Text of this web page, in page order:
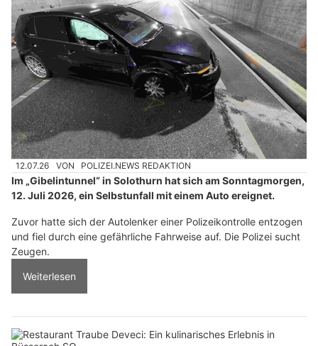
12.07.26 VON POLIZEI.NEWS REDAKTION
Im „Gibelintunnel“ in Solothurn hat sich am Sonntagmorgen,
12. Juli 2026, ein Selbstunfall mit einem Auto ereignet.
Zuvor hatte sich der Autolenker einer Polizeikontrolle entzogen
und fiel durch eine gefährliche Fahrweise auf. Die Polizei sucht
Zeugen.
Weiterlesen